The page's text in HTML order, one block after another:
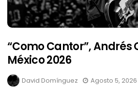
“Como Cantor”,
México 2026
David Domínguez Agosto 5, 2026